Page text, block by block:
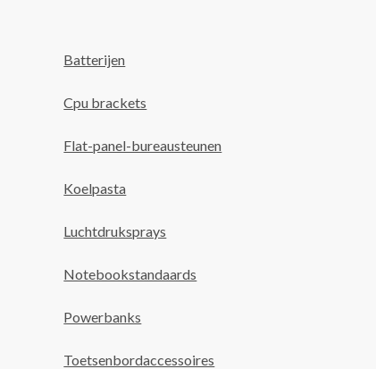
Batterijen
Cpu brackets
Flat-panel-bureausteunen
Koelpasta
Luchtdruksprays
Notebookstandaards
Powerbanks
Toetsenbordaccessoires